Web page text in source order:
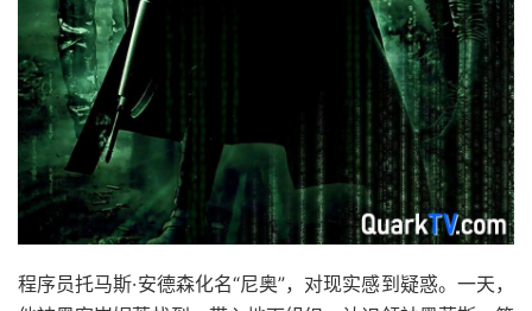
程序员托马斯·安德森化名“尼奥”，对现实感到疑惑。一天，